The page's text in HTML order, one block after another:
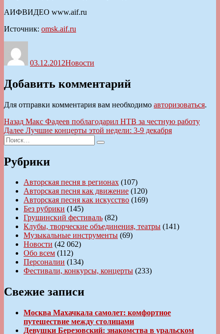
АИФВИДЕО www.aif.ru
Источник: omsk.aif.ru
03.12.2012Новости
Добавить комментарий
Для отправки комментария вам необходимо авторизоваться.
Навигация
по
записям
Назад Предыдущая
запись:
Макс Фадеев поблагодарил НТВ за честную работу
Далее Следующая
Лучшие концерты этой недели: 3-9 декабря
Искать:
Поиск
Рубрики
Авторская песня в регионах (107)
Авторская песня как движение (120)
Авторская песня как искусство (169)
Без рубрики (145)
Грушинский фестиваль (82)
Клубы, творческие объединения, театры (141)
Музыкальные инструменты (69)
Новости (42 062)
Обо всем (112)
Персоналии (134)
Фестивали, конкурсы, концерты (233)
Свежие записи
Москва Махачкала самолет: комфортное
путешествие между столицами
Девушки Березовский: знакомства в уральском